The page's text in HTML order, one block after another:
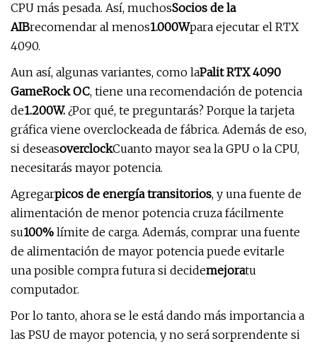
CPU más pesada. Así, muchosSocios de la
AIBrecomendar al menos1.000Wpara ejecutar el RTX
4090.
Aun así, algunas variantes, como laPalit RTX 4090
GameRock OC, tiene una recomendación de potencia
de1.200W. ¿Por qué, te preguntarás? Porque la tarjeta
gráfica viene overclockeada de fábrica. Además de eso,
si deseasoverclockCuanto mayor sea la GPU o la CPU,
necesitarás mayor potencia.
Agregarpicos de energía transitorios, y una fuente de
alimentación de menor potencia cruza fácilmente
su100% límite de carga. Además, comprar una fuente
de alimentación de mayor potencia puede evitarle
una posible compra futura si decidemejoratu
computador.
Por lo tanto, ahora se le está dando más importancia a
las PSU de mayor potencia, y no será sorprendente si